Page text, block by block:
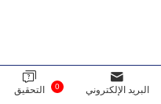
0 التحقيق البريد الإلكتروني